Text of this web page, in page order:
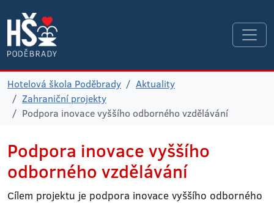
Hotelová škola Poděbrady
Aktuality
Zahraniční projekty
Podpora inovace vyššího odborného vzdělávání
Podpora inovace vyššího
odborného vzdělávání
Cílem projektu je podpora inovace vyššího odborného